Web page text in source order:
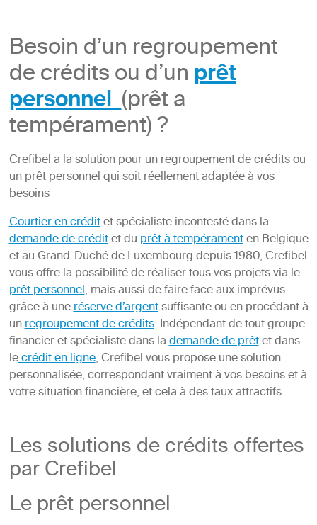
Besoin d’un regroupement
de crédits ou d’unprêt
personnel(prêt a
tempérament) ?
Crefibel a la solution pour un regroupement de crédits ou
un prêt personnel qui soit réellement adaptée à vos
besoins
Courtier en créditet spécialiste incontesté dans la
demande de créditet du prêt à tempéramenten Belgique
et au Grand-Duché de Luxembourg depuis 1980, Crefibel
vous offre la possibilité de réaliser tous vos projets via le
prêt personnel, mais aussi de faire face aux imprévus
grâce à uneréserve d’argentsuffisante ou en procédant à
unregroupement de crédits. Indépendant de tout groupe
financier et spécialiste dans lademande de prêtet dans
lecrédit en ligne, Crefibel vous propose une solution
personnalisée, correspondant vraiment à vos besoins et à
votre situation financière, et cela à des taux attractifs.
Les solutions de crédits offertes
par Crefibel
Le prêt personnel